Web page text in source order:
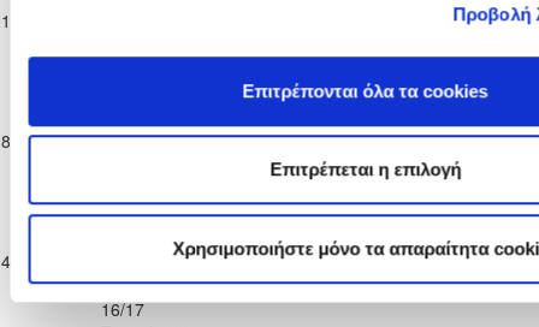
Προβολή
Επιτρέπονται όλα τα cookies
Επιτρέπεται η επιλογή
Χρησιμοποιήστε μόνο τα απαραίτητα
01-2017
ΞΥΛΟΦΑΓΟΥ
90'
01-2017
Γ΄
ΧΩΡΙΟΥ
ΝΗΣΟΥ
0 1ΔΙΓΕΝΗΣ
90'
02-2017
Παγκύπριο
Πρωτάθλημα
Κατηγορίας
16/17
ΔΙΓΕΝΗΣ1 1 ΕΘΝΙΚΟΣ
90'